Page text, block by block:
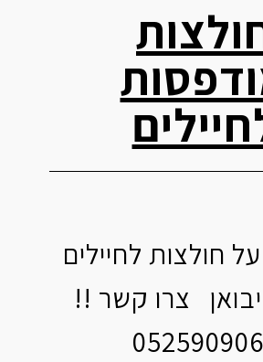
חולצות לחיילים
צרו קשר !!